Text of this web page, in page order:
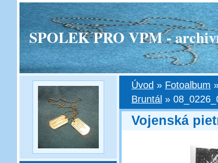
SPOLEK PRO VPM -
Úvod » Fotoalbum
Bruntál »
Vojenská